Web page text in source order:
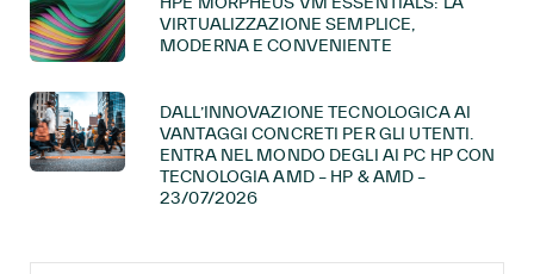
VIRTUALIZZAZIONE SEMPLICE,
MODERNA E CONVENIENTE
DALL’INNOVAZIONE TECNOLOGICA AI
VANTAGGI CONCRETI PER GLI UTENTI.
ENTRA NEL MONDO DEGLI AI PC HP CON
TECNOLOGIA AMD – HP & AMD –
23/07/2026